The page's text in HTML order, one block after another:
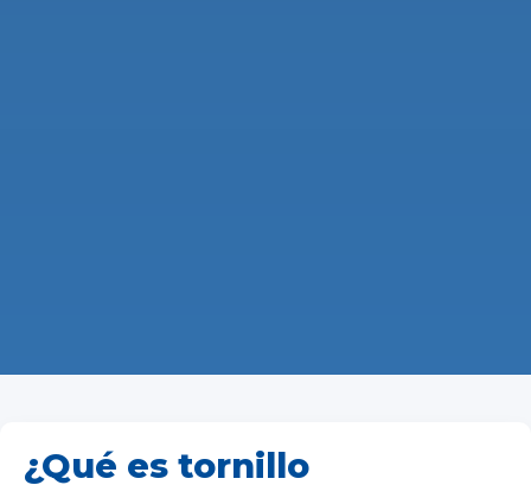
¿Qué es tornillo